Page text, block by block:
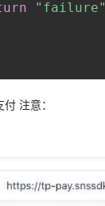
"failure"
注意：